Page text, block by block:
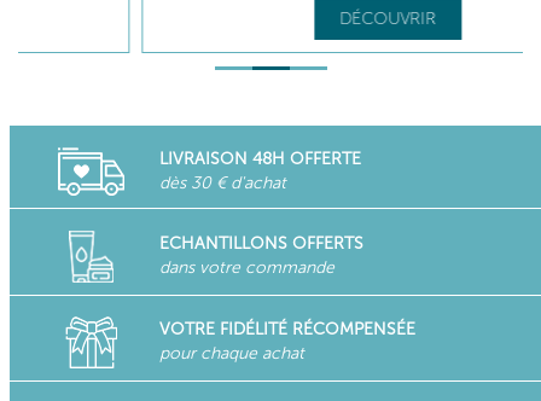
LIVRAISON 48H OFFERTE
dès 30 € d'achat
ECHANTILLONS OFFERTS
dans votre commande
VOTRE FIDÉLITÉ RÉCOMPENSÉE
pour chaque achat